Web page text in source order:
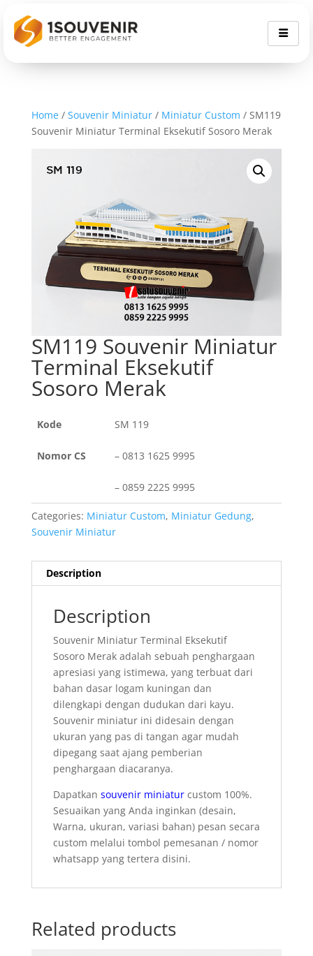
Home/ Souvenir Miniatur/ Miniatur Custom / SM119
Souvenir Miniatur Terminal Eksekutif Sosoro Merak
SM119 Souvenir Miniatur
Terminal Eksekutif
Sosoro Merak
Kode SM 119
Nomor CS – 0813 1625 9995
– 0859 2225 9995
Categories: Miniatur Custom, Miniatur Gedung,
Souvenir Miniatur
Description
Description
Souvenir Miniatur Terminal Eksekutif
Sosoro Merak adalah sebuah penghargaan
apresiasi yang istimewa, yang terbuat dari
bahan dasar logam kuningan dan
dilengkapi dengan dudukan dari kayu.
Souvenir miniatur ini didesain dengan
ukuran yang pas di tangan agar mudah
dipegang saat ajang pemberian
penghargaan diacaranya.
Dapatkan souvenir miniaturcustom 100%.
Sesuaikan yang Anda inginkan (desain,
Warna, ukuran, variasi bahan) pesan secara
custom melalui tombol pemesanan / nomor
whatsapp yang tertera disini.
Related products